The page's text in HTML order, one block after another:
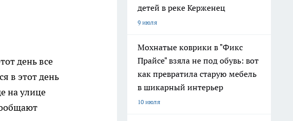
день все
в этот день
на улице
детей в реке Керженец
9 июля
Мохнатые коврики в "Фикс
Прайсе" взяла не под обувь: вот
как превратила старую мебель
в шикарный интерьер
10 июля